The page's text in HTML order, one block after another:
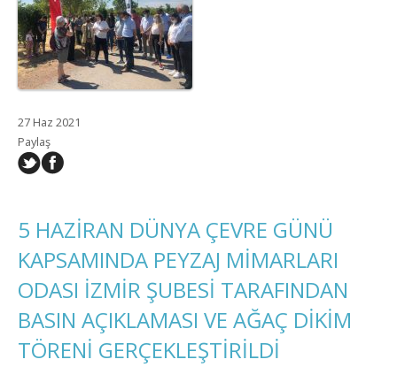
27 Haz 2021
Paylaş
5 HAZİRAN DÜNYA ÇEVRE GÜNÜ
KAPSAMINDA PEYZAJ MİMARLARI
ODASI İZMİR ŞUBESİ TARAFINDAN
BASIN AÇIKLAMASI VE AĞAÇ DİKİM
TÖRENİ GERÇEKLEŞTİRİLDİ